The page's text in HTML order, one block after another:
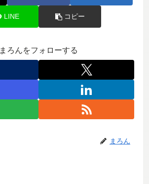
LINE コピー
まろんをフォローする
まろん